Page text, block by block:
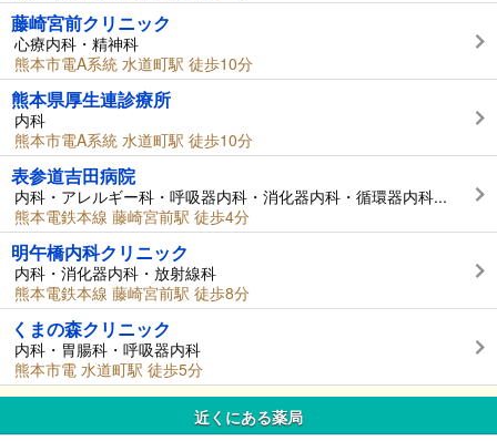
藤崎宮前クリニック
心療内科・精神科
熊本市電A系統 水道町駅 徒歩10分
熊本県厚生連診療所
内科
熊本市電A系統 水道町駅 徒歩10分
表参道吉田病院
内科・アレルギー科・呼吸器内科・消化器内科・循環器内科...
熊本電鉄本線 藤崎宮前駅 徒歩4分
明午橋内科クリニック
内科・消化器内科・放射線科
熊本電鉄本線 藤崎宮前駅 徒歩8分
くまの森クリニック
内科・胃腸科・呼吸器内科
熊本市電 水道町駅 徒歩5分
近くにある薬局